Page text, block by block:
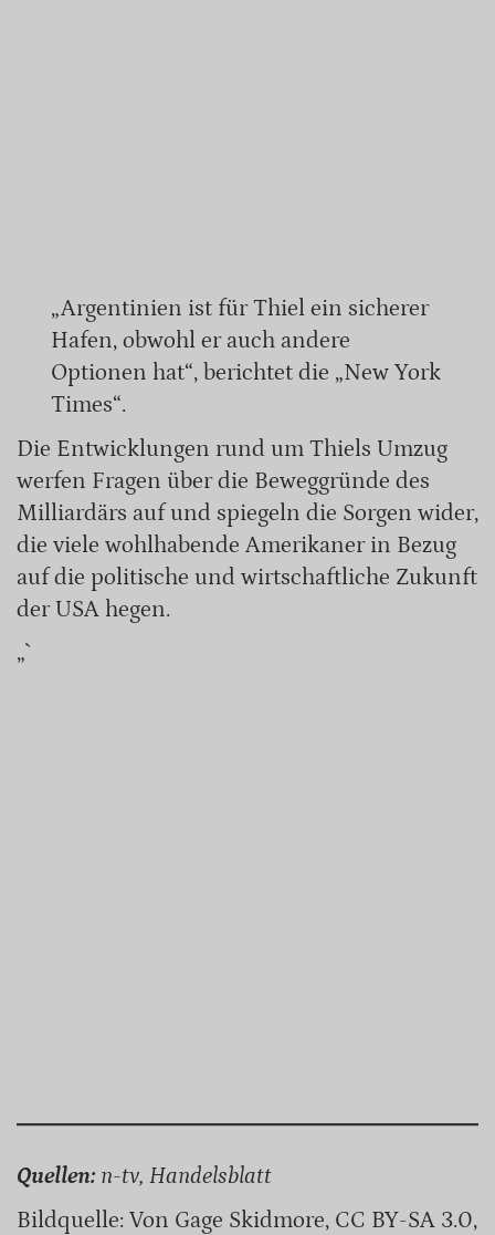
„Argentinien ist für Thiel ein sicherer
Hafen, obwohl er auch andere
Optionen hat“, berichtet die „New York
Times“.
Die Entwicklungen rund um Thiels Umzug
werfen Fragen über die Beweggründe des
Milliardärs auf und spiegeln die Sorgen wider,
die viele wohlhabende Amerikaner in Bezug
auf die politische und wirtschaftliche Zukunft
der USA hegen.
„`
Quellen: n-tv, Handelsblatt
Bildquelle: Von Gage Skidmore, CC BY-SA 3.0,